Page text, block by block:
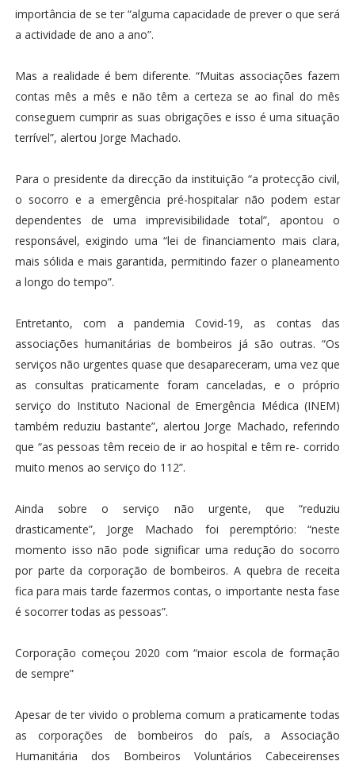
importância de se ter “alguma capacidade de prever o que será
a actividade de ano a ano”.
Mas a realidade é bem diferente. “Muitas associações fazem
contas mês a mês e não têm a certeza se ao final do mês
conseguem cumprir as suas obrigações e isso é uma situação
terrível”, alertou Jorge Machado.
Para o presidente da direcção da instituição “a protecção civil,
o socorro e a emergência pré-hospitalar não podem estar
dependentes de uma imprevisibilidade total”, apontou o
responsável, exigindo uma “lei de financiamento mais clara,
mais sólida e mais garantida, permitindo fazer o planeamento
a longo do tempo”.
Entretanto, com a pandemia Covid-19, as contas das
associações humanitárias de bombeiros já são outras. “Os
serviços não urgentes quase que desapareceram, uma vez que
as consultas praticamente foram canceladas, e o próprio
serviço do Instituto Nacional de Emergência Médica (INEM)
também reduziu bastante”, alertou Jorge Machado, referindo
que “as pessoas têm receio de ir ao hospital e têm re- corrido
muito menos ao serviço do 112”.
Ainda sobre o serviço não urgente, que “reduziu
drasticamente”, Jorge Machado foi peremptório: “neste
momento isso não pode significar uma redução do socorro
por parte da corporação de bombeiros. A quebra de receita
fica para mais tarde fazermos contas, o importante nesta fase
é socorrer todas as pessoas”.
Corporação começou 2020 com “maior escola de formação
de sempre”
Apesar de ter vivido o problema comum a praticamente todas
as corporações de bombeiros do país, a Associação
Humanitária dos Bombeiros Voluntários Cabeceirenses